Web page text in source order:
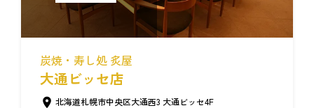
炭焼・寿し処 炙屋
大通ビッセ店
北海道札幌市中央区大通西3 大通ビッセ4F